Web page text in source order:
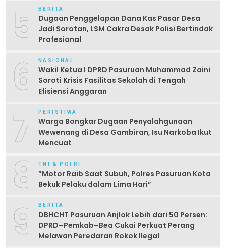
5 BERITA
Dugaan Penggelapan Dana Kas Pasar Desa
Jadi Sorotan, LSM Cakra Desak Polisi Bertindak
Profesional
6 NASIONAL
Wakil Ketua I DPRD Pasuruan Muhammad Zaini
Soroti Krisis Fasilitas Sekolah di Tengah
Efisiensi Anggaran
7 PERISTIWA
Warga Bongkar Dugaan Penyalahgunaan
Wewenang di Desa Gambiran, Isu Narkoba Ikut
Mencuat
8 TNI & POLRI
‎”Motor Raib Saat Subuh, Polres Pasuruan Kota
Bekuk Pelaku dalam Lima Hari” ‎
9 BERITA
DBHCHT Pasuruan Anjlok Lebih dari 50 Persen:
DPRD–Pemkab–Bea Cukai Perkuat Perang
Melawan Peredaran Rokok Ilegal